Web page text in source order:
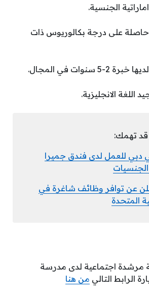
الجنسية.
حاصلة على درجة بكالوريوس ذات
سنوات في المجال.
اللغة الانجليزية.
تهمك:
للعمل لدى فندق جميرا
عن توافر وظائف شاغرة في
المتحدة
مرشدة اجتماعية لدى مدرسة
الرابط التالي من هنا